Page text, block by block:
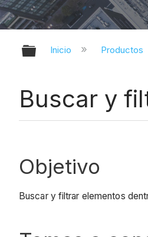
Expandir/
Inicio Productos
Buscar y
Objetivo
Buscar y filtrar elementos